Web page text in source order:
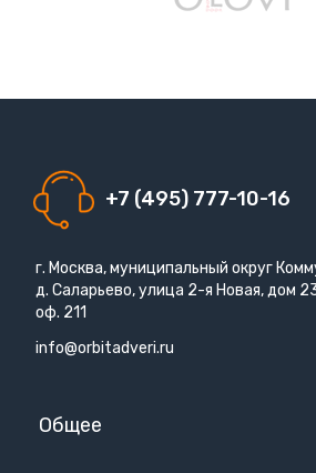
+7 (495) 777-10-16
г. Москва, муниципальный округ
д. Саларьево, улица 2-я Новая, дом
оф. 211
info@orbitadveri.ru
Общее